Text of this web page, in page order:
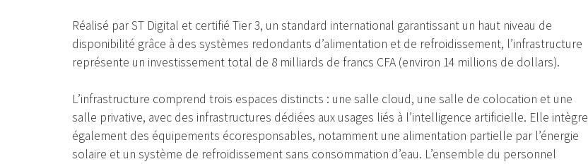
Réalisé par ST Digital et certifié Tier 3, un standard international garantissant un haut niveau de
disponibilité grâce à des systèmes redondants d’alimentation et de refroidissement, l’infrastructure
représente un investissement total de 8 milliards de francs CFA (environ 14 millions de dollars).
L’infrastructure comprend trois espaces distincts : une salle cloud, une salle de colocation et une
salle privative, avec des infrastructures dédiées aux usages liés à l’intelligence artificielle. Elle intègre
également des équipements écoresponsables, notamment une alimentation partielle par l’énergie
solaire et un système de refroidissement sans consommation d’eau. L’ensemble du personnel